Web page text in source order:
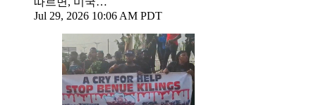
Jul 29, 2026 10:06 AM PDT